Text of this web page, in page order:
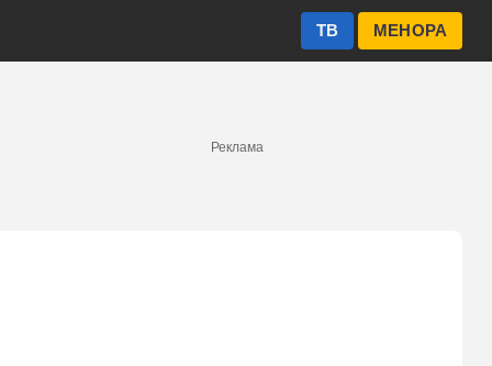
МЕНОРА
ТВ
Реклама